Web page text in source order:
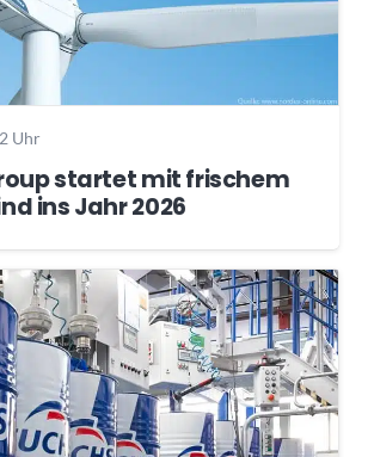
Uhr
startet mit frischem
ins Jahr 2026